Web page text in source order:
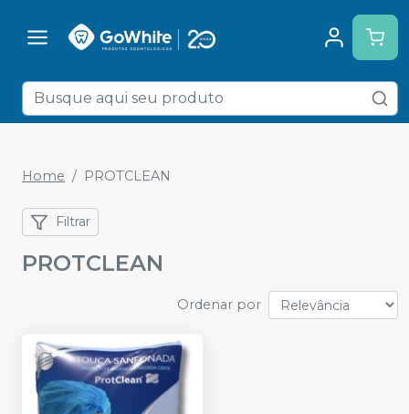
Home PROTCLEAN
Filtrar
PROTCLEAN
Ordenar por